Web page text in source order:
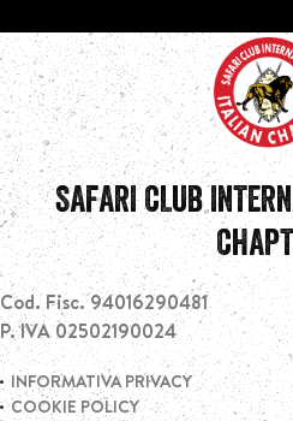
SAFARI CLUB
Cod. Fisc. 94016290481
P. IVA 02502190024
INFORMATIVA PRIVACY
COOKIE POLICY